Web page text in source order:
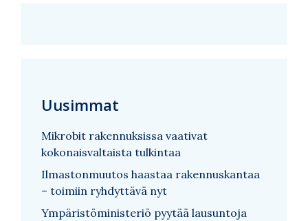
Uusimmat
Mikrobit rakennuksissa vaativat
kokonaisvaltaista tulkintaa
Ilmastonmuutos haastaa rakennuskantaa
– toimiin ryhdyttävä nyt
Ympäristöministeriö pyytää lausuntoja